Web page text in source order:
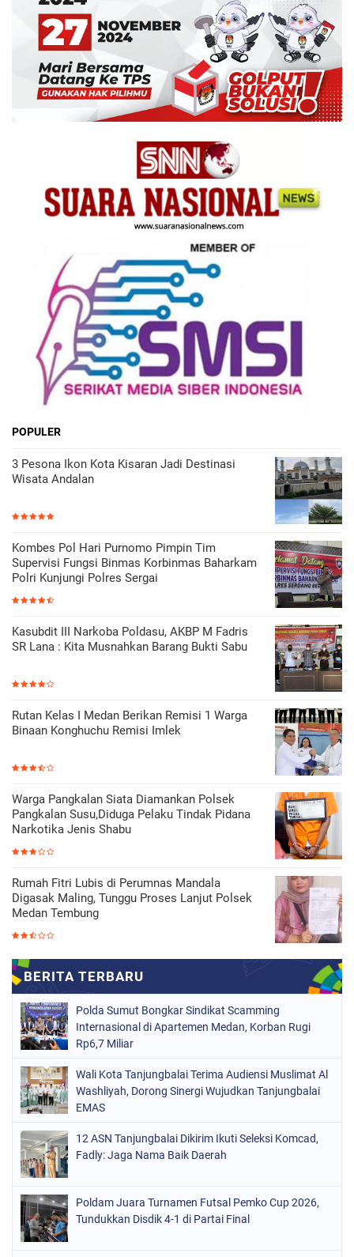
POPULER
3 Pesona Ikon Kota Kisaran Jadi Destinasi
Wisata Andalan
Kombes Pol Hari Purnomo Pimpin Tim
Supervisi Fungsi Binmas Korbinmas Baharkam
Polri Kunjungi Polres Sergai
Kasubdit III Narkoba Poldasu, AKBP M Fadris
SR Lana : Kita Musnahkan Barang Bukti Sabu
Rutan Kelas I Medan Berikan Remisi 1 Warga
Binaan Konghuchu Remisi Imlek
Warga Pangkalan Siata Diamankan Polsek
Pangkalan Susu,Diduga Pelaku Tindak Pidana
Narkotika Jenis Shabu
Rumah Fitri Lubis di Perumnas Mandala
Digasak Maling, Tunggu Proses Lanjut Polsek
Medan Tembung
Polda Sumut Bongkar Sindikat Scamming
Internasional di Apartemen Medan, Korban Rugi
Rp6,7 Miliar
Wali Kota Tanjungbalai Terima Audiensi Muslimat Al
Washliyah, Dorong Sinergi Wujudkan Tanjungbalai
EMAS
12 ASN Tanjungbalai Dikirim Ikuti Seleksi Komcad,
Fadly: Jaga Nama Baik Daerah
Poldam Juara Turnamen Futsal Pemko Cup 2026,
Tundukkan Disdik 4-1 di Partai Final